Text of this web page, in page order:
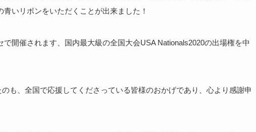
いリボンをいただくことが出来ました！
で開催されます、国内最大級の全国大会USA Nationals2020の出場権を中
も、全国で応援してくださっている皆様のおかげであり、心より感謝申